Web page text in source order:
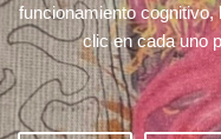
funcionamiento
clic en cada uno